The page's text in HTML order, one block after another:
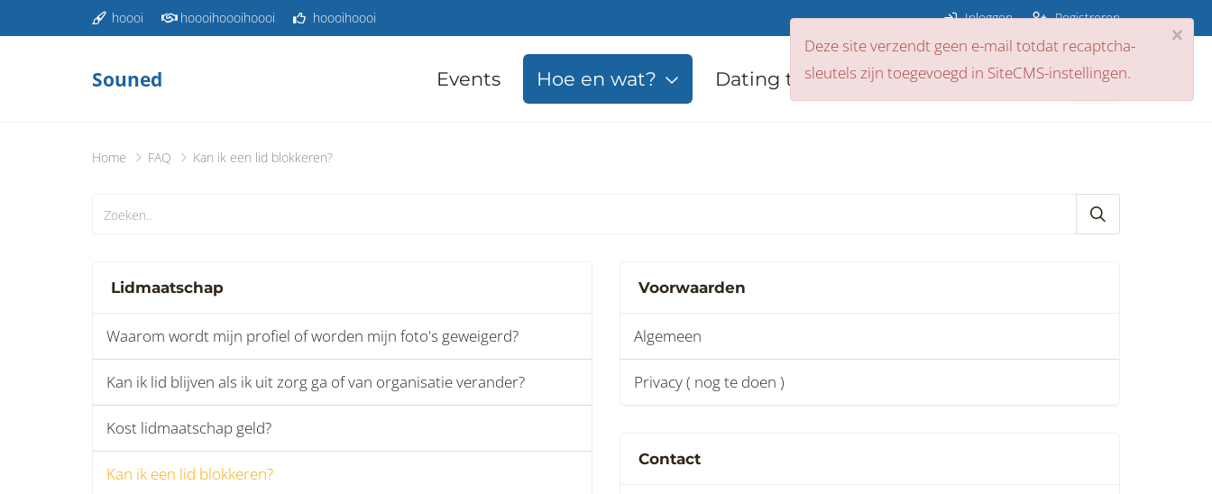
Home FAQ Kan ik een lid blokkeren?
Lidmaatschap
Waarom wordt mijn profiel of worden mijn foto's geweigerd?
Kan ik lid blijven als ik uit zorg ga of van organisatie verander?
Kost lidmaatschap geld?
Kan ik een lid blokkeren?
Voorwaarden
Algemeen
Privacy ( nog te doen )
Contact
hoooi hoooihoooihoooi hoooihoooi Inloggen Registreren
Souned Events Hoe en wat? Dating tips Nieuws Contact
×
Deze site verzendt geen e-mail totdat recaptcha-
sleutels zijn toegevoegd in SiteCMS-instellingen.